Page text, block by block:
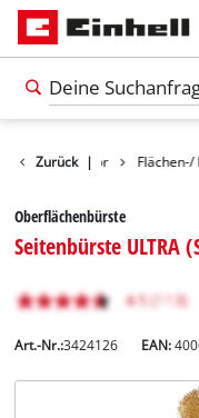
Zurück | Flächen-/
Oberflächenbürste
Seitenbürste ULTRA
Art.-Nr.:3424126 EAN: